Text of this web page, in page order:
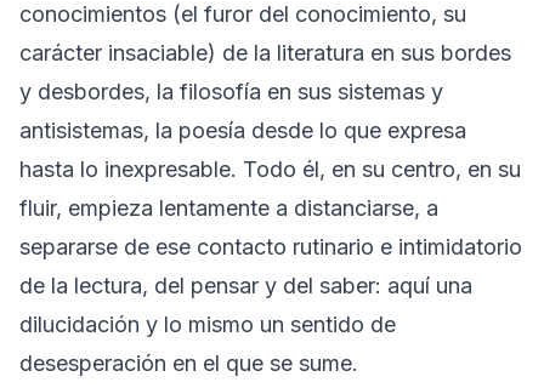
conocimientos (el furor del conocimiento, su
carácter insaciable) de la literatura en sus bordes
y desbordes, la filosofía en sus sistemas y
antisistemas, la poesía desde lo que expresa
hasta lo inexpresable. Todo él, en su centro, en su
fluir, empieza lentamente a distanciarse, a
separarse de ese contacto rutinario e intimidatorio
de la lectura, del pensar y del saber: aquí una
dilucidación y lo mismo un sentido de
desesperación en el que se sume.